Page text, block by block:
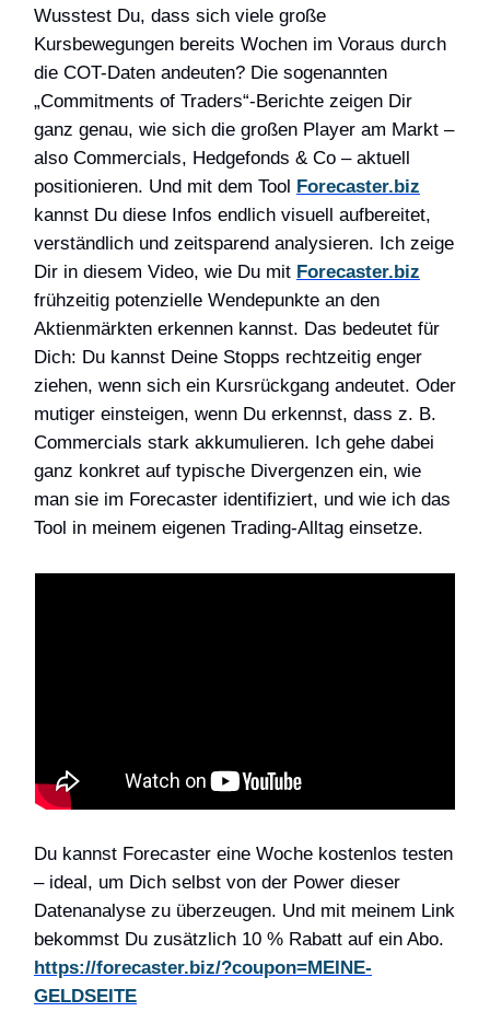
Wusstest Du, dass sich viele große
Kursbewegungen bereits Wochen im Voraus durch
die COT-Daten andeuten? Die sogenannten
„Commitments of Traders“-Berichte zeigen Dir
ganz genau, wie sich die großen Player am Markt –
also Commercials, Hedgefonds & Co – aktuell
positionieren. Und mit dem Tool Forecaster.biz
kannst Du diese Infos endlich visuell aufbereitet,
verständlich und zeitsparend analysieren. Ich zeige
Dir in diesem Video, wie Du mit Forecaster.biz
frühzeitig potenzielle Wendepunkte an den
Aktienmärkten erkennen kannst. Das bedeutet für
Dich: Du kannst Deine Stopps rechtzeitig enger
ziehen, wenn sich ein Kursrückgang andeutet. Oder
mutiger einsteigen, wenn Du erkennst, dass z. B.
Commercials stark akkumulieren. Ich gehe dabei
ganz konkret auf typische Divergenzen ein, wie
man sie im Forecaster identifiziert, und wie ich das
Tool in meinem eigenen Trading-Alltag einsetze.
Du kannst Forecaster eine Woche kostenlos testen
– ideal, um Dich selbst von der Power dieser
Datenanalyse zu überzeugen. Und mit meinem Link
bekommst Du zusätzlich 10 % Rabatt auf ein Abo.
https://forecaster.biz/?coupon=MEINE-
GELDSEITE